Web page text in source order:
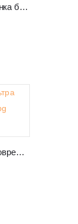
Классическая телевизионная стенка белая с золотом GOLDIN 14
Телевизионная стенка в ультра современном стиле Arden